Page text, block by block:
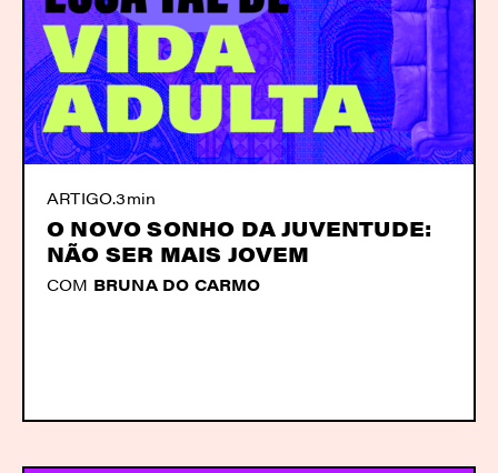
ARTIGO.3min
O NOVO SONHO DA JUVENTUDE:
NÃO SER MAIS JOVEM
COM BRUNA DO CARMO